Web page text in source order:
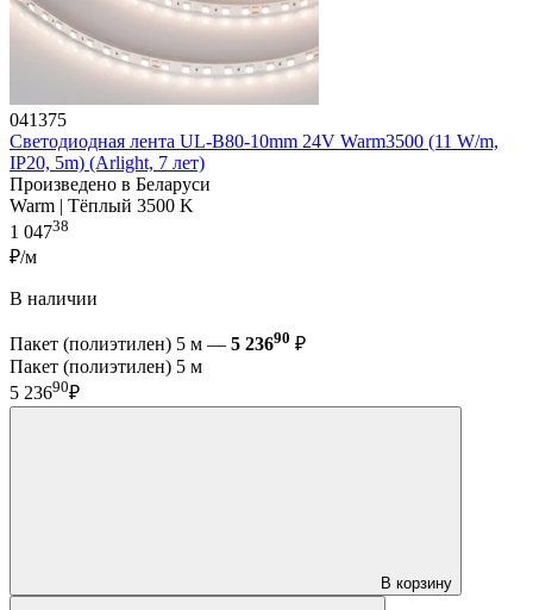
041375
Светодиодная лента UL-B80-10mm 24V Warm3500 (11 W/m,
IP20, 5m) (Arlight, 7 лет)
Произведено в Беларуси
Warm | Тёплый 3500 K
1 04738
₽/м
В наличии
Пакет (полиэтилен) 5 м — 5 23690 ₽
Пакет (полиэтилен) 5 м
5 23690₽
В корзину